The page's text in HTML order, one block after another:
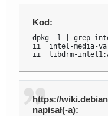
Kod:
dpkg -l | grep
ii  intel-media-
ii  libdrm-
https://
napisał(-a):